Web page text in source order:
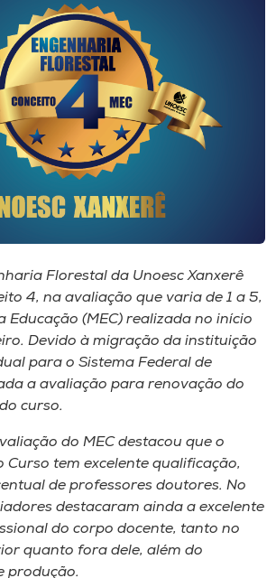
Florestal da Unoesc Xanxerê
4, na avaliação que varia de 1 a 5,
Educação (MEC) realizada no início
Devido à migração da instituição
para o Sistema Federal de
a avaliação para renovação do
curso.
do MEC destacou que o
Curso tem excelente qualificação,
de professores doutores. No
destacaram ainda a excelente
do corpo docente, tanto no
quanto fora dele, além do
produção.